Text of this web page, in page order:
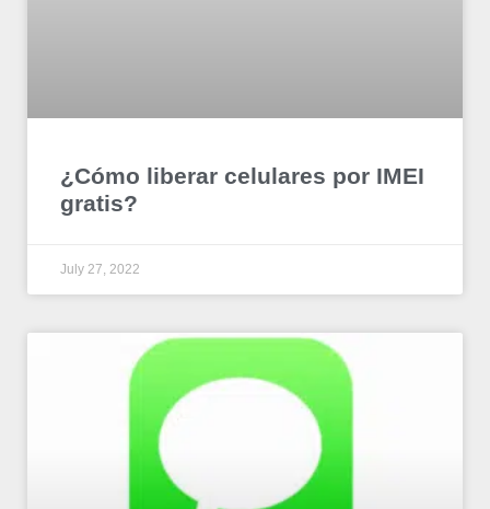
¿Cómo liberar celulares por IMEI
gratis?
July 27, 2022